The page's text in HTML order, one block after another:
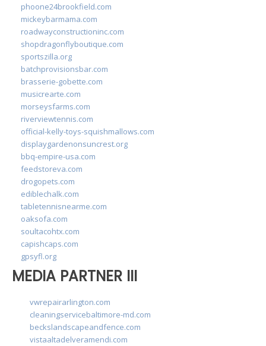
phoone24brookfield.com
mickeybarmama.com
roadwayconstructioninc.com
shopdragonflyboutique.com
sportszilla.org
batchprovisionsbar.com
brasserie-gobette.com
musicrearte.com
morseysfarms.com
riverviewtennis.com
official-kelly-toys-squishmallows.com
displaygardenonsuncrest.org
bbq-empire-usa.com
feedstoreva.com
drogopets.com
ediblechalk.com
tabletennisnearme.com
oaksofa.com
soultacohtx.com
capishcaps.com
gpsyfl.org
MEDIA PARTNER III
vwrepairarlington.com
cleaningservicebaltimore-md.com
beckslandscapeandfence.com
vistaaltadelveramendi.com